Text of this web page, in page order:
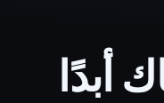
أبدًا